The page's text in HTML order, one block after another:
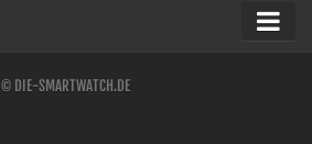
© DIE-SMARTWATCH.DE